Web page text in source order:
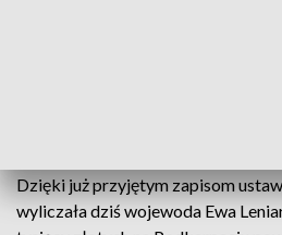
Dzięki już przyjętym zapisom
wyliczała dziś wojewoda Ewa